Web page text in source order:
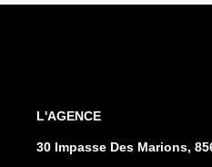
L'AGENCE
30 Impasse Des Marions,